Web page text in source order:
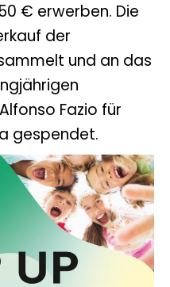
€ erwerben. Die
der
und an das
Fazio für
gespendet.